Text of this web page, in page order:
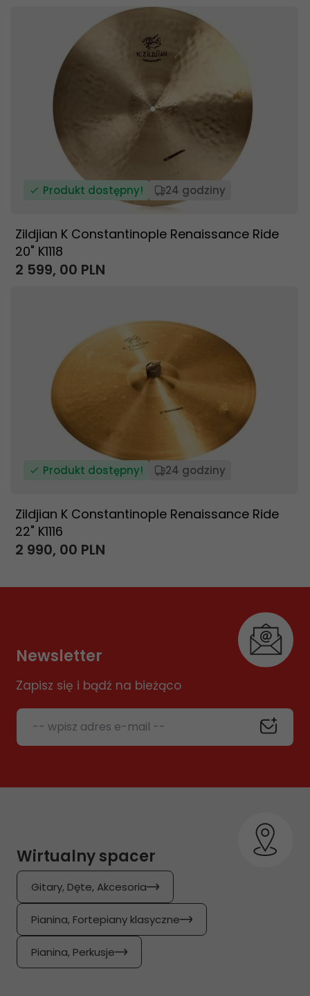
Produkt dostępny! 24 godziny
Zildjian K Constantinople Renaissance Ride
20" K1118
2 599, 00 PLN
Produkt dostępny! 24 godziny
Zildjian K Constantinople Renaissance Ride
22" K1116
2 990, 00 PLN
Newsletter
Zapisz się i bądź na bieżąco
-- wpisz adres e-mail --
Wirtualny spacer
Gitary, Dęte, Akcesoria
Pianina, Fortepiany klasyczne
Pianina, Perkusje